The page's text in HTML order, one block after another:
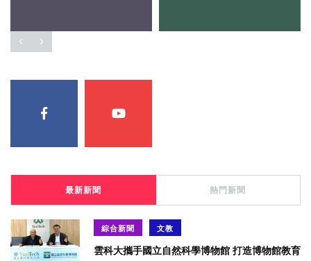
最新新聞 熱門新聞
綜合新聞 文教
雲科大攜手國立自然科學博物館 打造博物館教育